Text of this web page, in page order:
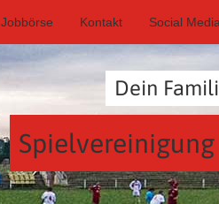
Jobbörse Kontakt Social Media
Dein
Spielvereinigung